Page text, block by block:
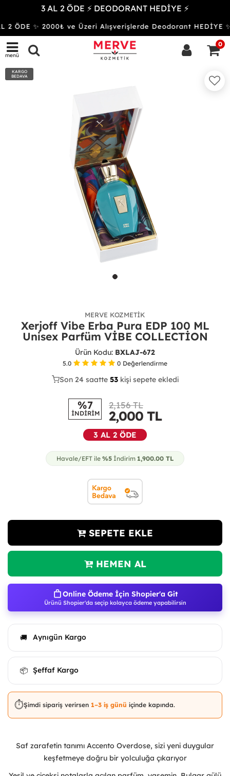
3 AL 2 ÖDE ⚡ DEODORANT HEDİYE ⚡
ÖDE ✨ 2000₺ ve Üzeri Alışverişlerde Deodorant HEDİYE
menü
0
KARGO
BEDAVA
MERVE KOZMETIK
Xerjoff Vibe Erba Pura EDP 100 ML
Unisex Parfüm VİBE COLLECTİON
Ürün Kodu: BXLAJ-672
5.0 0 Değerlendirme
30
Son 24 saatte 53 kişi sepete ekledi
11
%7
İNDİRİM
2,156 TL
2,000 TL
3 AL 2 ÖDE
Havale/EFT ile %5 İndirim 1,900.00 TL
SEPETE EKLE
HEMEN AL
Online Ödeme İçin Shopier'a Git
Ürünü Shopier'da seçip kolayca ödeme yapabilirsin
🚚 Aynıgün Kargo
📦 Şeffaf Kargo
⏱️Şimdi sipariş verirsen 1–3 iş günü içinde kapında.
Saf zarafetin tanımı Accento Overdose, sizi yeni duygular
keşfetmeye doğru bir yolculuğa çıkarıyor